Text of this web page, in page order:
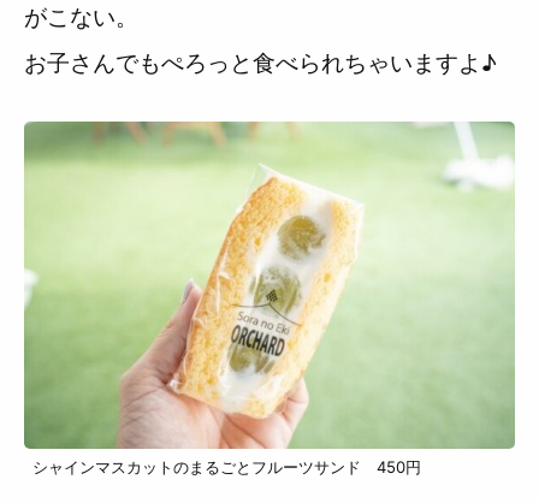
がこない。
お子さんでもぺろっと食べられちゃいますよ♪
シャインマスカットのまるごとフルーツサンド 450円